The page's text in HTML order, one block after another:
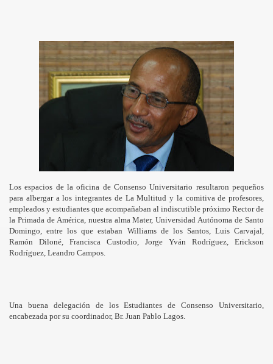
Los espacios de la oficina de Consenso Universitario resultaron pequeños
para albergar a los integrantes de La Multitud y la comitiva de profesores,
empleados y estudiantes que acompañaban al indiscutible próximo Rector de
la Primada de América, nuestra alma Mater, Universidad Autónoma de Santo
Domingo, entre los que estaban Williams de los Santos, Luis Carvajal,
Ramón Diloné, Francisca Custodio, Jorge Yván Rodríguez, Erickson
Rodríguez, Leandro Campos.
Una buena delegación de los Estudiantes de Consenso Universitario,
encabezada por su coordinador, Br. Juan Pablo Lagos.
DE LA MULTITUD
EN COTUI
Rodriguez y Dajabon
homenaje en letras
Barahona
Barrick Gold
Barrick Gold.